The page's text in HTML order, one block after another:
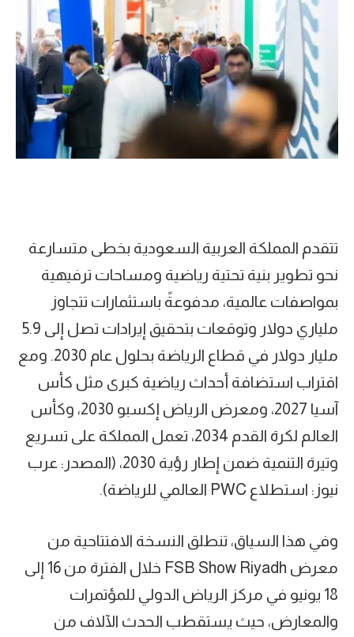
تتقدم المملكة العربية السعودية بخطى متسارعة
نحو تطوير بنية تحتية رياضية ومساحات ترفيهية
بمواصفات عالمية، مدفوعةً باستثمارات تتجاوز
ملياري دولار وتوقعات بتحقيق إيرادات تصل إلى 5.9
مليار دولار في قطاع الرياضة بحلول عام 2030. ومع
اقتراب استضافة أحداث رياضية كبرى مثل كأس
آسيا 2027، ومعرض الرياض إكسبو 2030، وكأس
العالم لكرة القدم 2034، تعمل المملكة على تسريع
وتيرة التنمية ضمن إطار رؤية 2030، (المصدر: عرب
نيوز: استطلاع PWC العالمي للرياضة).
وفي هذا السياق، تنطلق النسخة الافتتاحية من
معرض FSB Show Riyadh خلال الفترة من 16 إلى
18 يونيو في مركز الرياض الدولي للمؤتمرات
والمعارض، حيث يستقطب الحدث الآلاف من